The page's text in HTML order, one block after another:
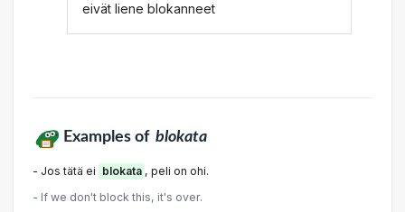
eivät liene blokanneet
Examples of blokata
- Jos tätä ei blokata , peli on ohi.
- If we don't block this, it's over.